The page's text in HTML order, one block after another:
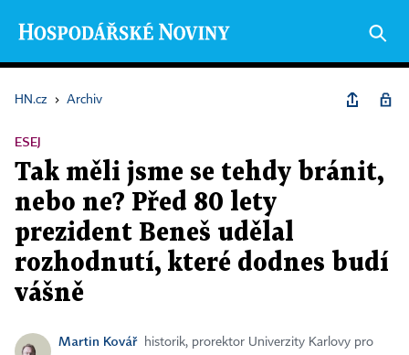
HN.cz › Archiv
ESEJ
Tak měli jsme se tehdy bránit,
nebo ne? Před 80 lety
prezident Beneš udělal
rozhodnutí, které dodnes budí
vášně
Martin Kovář
historik, prorektor Univerzity Karlovy pro